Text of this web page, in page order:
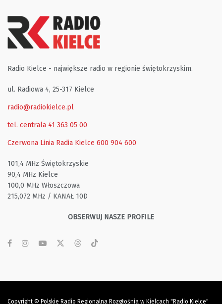
Radio Kielce - największe radio w regionie świętokrzyskim.
ul. Radiowa 4, 25-317 Kielce
radio@radiokielce.pl
tel. centrala 41 363 05 00
Czerwona Linia Radia Kielce 600 904 600
101,4 MHz Świętokrzyskie
90,4 MHz Kielce
100,0 MHz Włoszczowa
215,072 MHz / KANAŁ 10D
OBSERWUJ NASZE PROFILE
Copyright © Polskie Radio Regionalna Rozgłośnia w Kielcach "Radio Kielce"